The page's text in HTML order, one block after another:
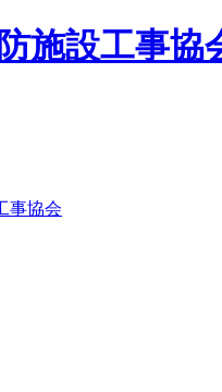
施設工事協
事協会